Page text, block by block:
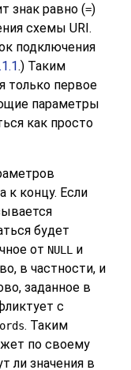
знак равно (=)
схемы URI.
подключения
.) Таким
только первое
параметры
как просто
к концу. Если
будет
от NULL
и
в частности, и
заданное в
с
. Таким
по своему
ли значения в